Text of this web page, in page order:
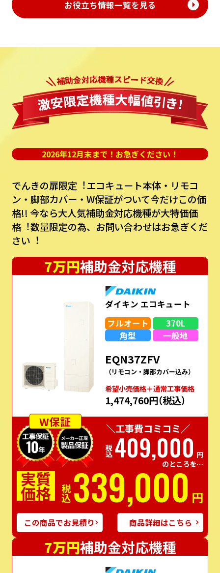
お役立ち情報一覧を見る
2026年12月末まで！お急ぎください！
でんきの扉限定︕エコキュート本体・リモコ
ン・脚部カバー・W保証がついて今だけこの価
格!! 今なら⼤⼈気補助⾦対応機種が⼤特価価
格︕数量限定の為、お問い合わせはお急ぎくだ
さい︕
7万円補助金対応機種
ダイキン エコキュート
フルオート
370L
角型
一般地
EQN37ZFV
（リモコン・脚部カバー込み）
希望⼩売価格＋通常⼯事価格
1,474,760円（税込）
W保証
＼工事費コミコミ／
税込409,000 円
のところを…
実質
価格 税込339,000 円
この商品でお見積り 商品詳細はこちら
7万円補助金対応機種